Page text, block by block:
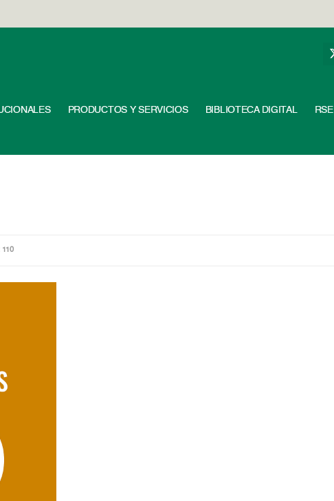
PRODUCTOS Y SERVICIOS BIBLIOTECA DIGITAL RSE
110